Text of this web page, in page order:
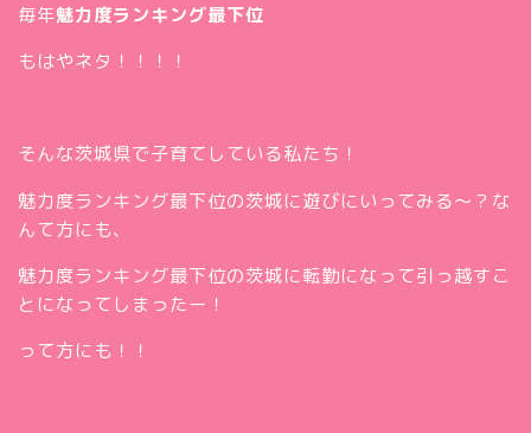
毎年魅力度ランキング最下位
もはやネタ！！！！
そんな茨城県で子育てしている私たち！
魅力度ランキング最下位の茨城に遊びにいってみる～？な
んて方にも、
魅力度ランキング最下位の茨城に転勤になって引っ越すこ
とになってしまったー！
って方にも！！